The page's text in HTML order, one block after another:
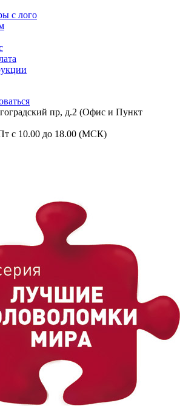
с лого
пр, д.2 (Офис и Пункт
с 10.00 до 18.00 (МСК)